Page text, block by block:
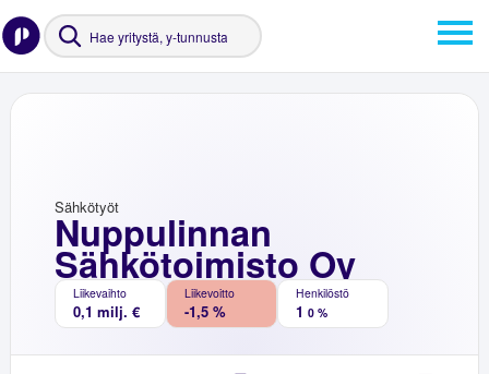
Nuppulinnan
Sähkötoimisto Oy
Sähkötyöt
Liikevaihto
0,1 milj. €
Liikevoitto
-1,5 %
Henkilöstö
1 0 %